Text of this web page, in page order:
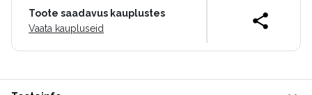
Toote saadavus kauplustes
Vaata kaupluseid